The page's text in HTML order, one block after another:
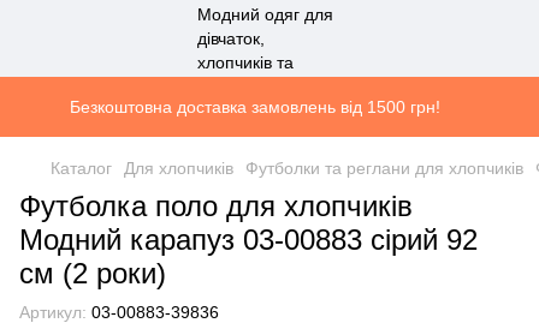
Безкоштовна доставка замовлень від 1500 грн!
Каталог Для хлопчиків Футболки та реглани для хлопчиків
Футболка поло для хлопчиків
Модний карапуз 03-00883 сірий 92
см (2 роки)
Артикул: 03-00883-39836